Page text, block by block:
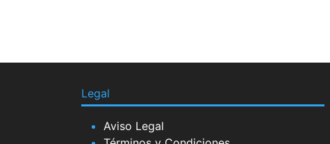
Legal
Aviso Legal